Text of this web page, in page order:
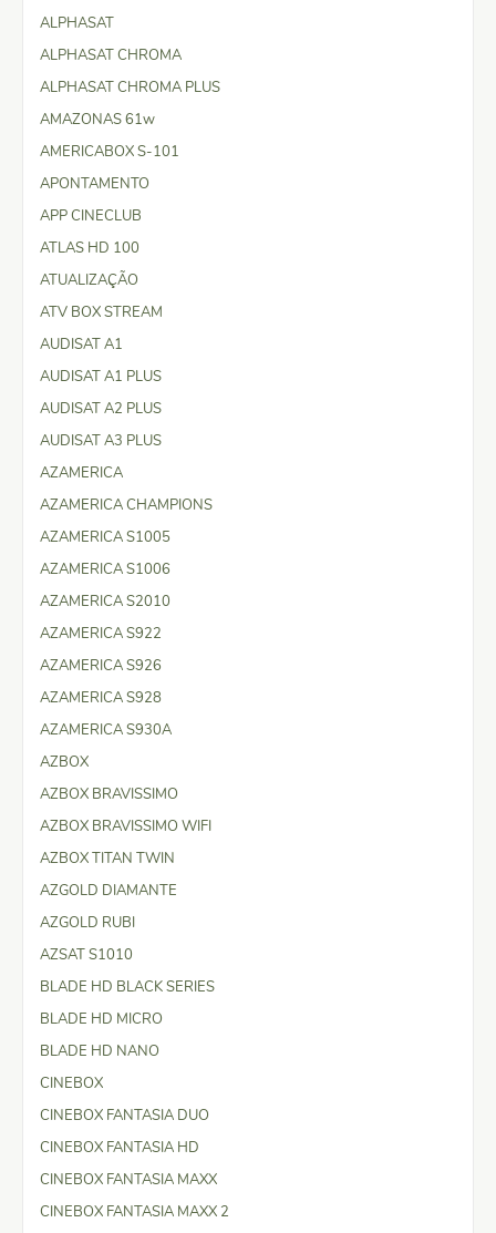
ALPHASAT
ALPHASAT CHROMA
ALPHASAT CHROMA PLUS
AMAZONAS 61w
AMERICABOX S-101
APONTAMENTO
APP CINECLUB
ATLAS HD 100
ATUALIZAÇÃO
ATV BOX STREAM
AUDISAT A1
AUDISAT A1 PLUS
AUDISAT A2 PLUS
AUDISAT A3 PLUS
AZAMERICA
AZAMERICA CHAMPIONS
AZAMERICA S1005
AZAMERICA S1006
AZAMERICA S2010
AZAMERICA S922
AZAMERICA S926
AZAMERICA S928
AZAMERICA S930A
AZBOX
AZBOX BRAVISSIMO
AZBOX BRAVISSIMO WIFI
AZBOX TITAN TWIN
AZGOLD DIAMANTE
AZGOLD RUBI
AZSAT S1010
BLADE HD BLACK SERIES
BLADE HD MICRO
BLADE HD NANO
CINEBOX
CINEBOX FANTASIA DUO
CINEBOX FANTASIA HD
CINEBOX FANTASIA MAXX
CINEBOX FANTASIA MAXX 2